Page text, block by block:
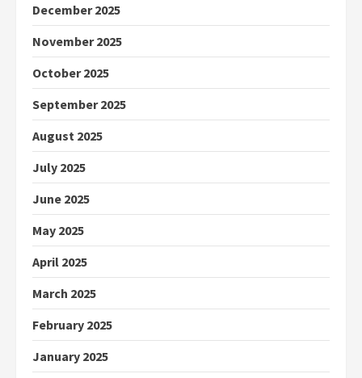
December 2025
November 2025
October 2025
September 2025
August 2025
July 2025
June 2025
May 2025
April 2025
March 2025
February 2025
January 2025